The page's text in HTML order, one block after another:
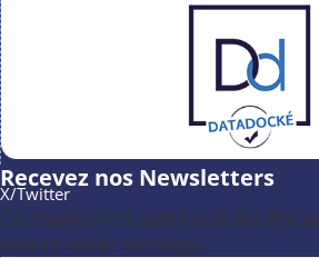
Recevez nos Newsletters
X/Twitter
Ce champ n’est utilisé qu’à des fins
devrait rester inchangé.